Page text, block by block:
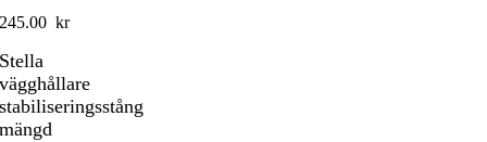
245.00 kr
Stella
vägghållare
stabiliseringsstång
mängd